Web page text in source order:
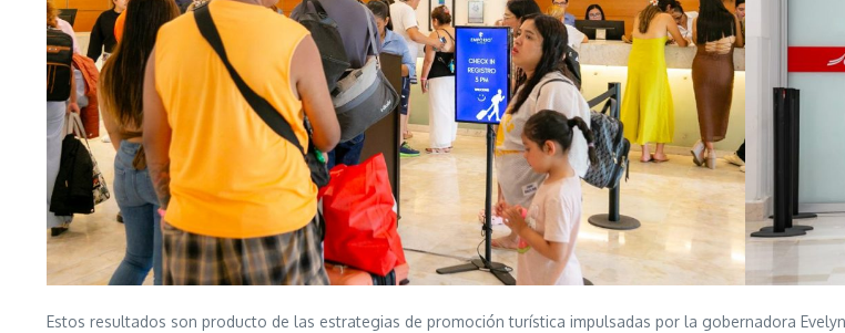
Estos resultados son producto de las estrategias de promoción turística impulsadas por la gobernadora